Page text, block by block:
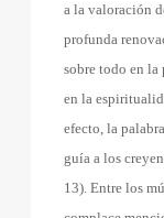
a la valoración
profunda
sobre todo en la
en la
efecto, la
guía a los
13). Entre los